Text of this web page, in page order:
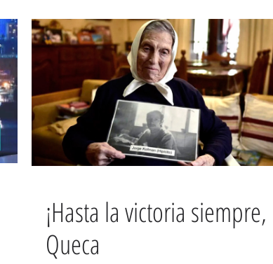
¡Hasta la victoria siempre,
Queca